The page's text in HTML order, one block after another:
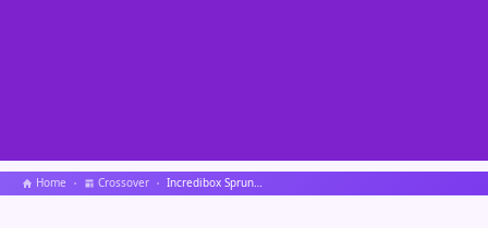
Home Crossover Incredibox Sprunki Pvz